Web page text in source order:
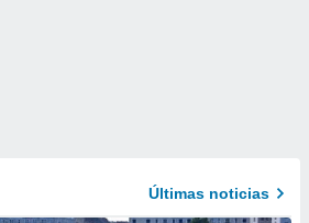
Últimas noticias